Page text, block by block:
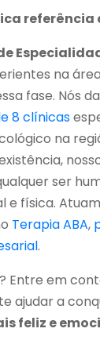
referência
na
fase. Nós da
8 clínicas
na
ser
e física.
Terapia ABA,
.
Entre em
ajudar a
feliz e